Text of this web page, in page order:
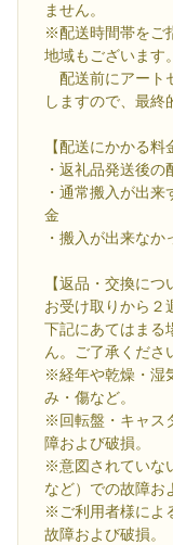
ません。
※配送時間帯をご
地域もございます。
配送前にアート
しますので、最終
【配送にかかる
・返礼品発送後
・通常搬入が出
金
・搬入が出来な
【返品・交換につ
お受け取りから２
下記にあてはまる
ん。ご了承くださ
※経年や乾燥・湿
み・傷など。
※回転盤・キャス
障および破損。
※意図されていな
など）での故障お
※ご利用者様によ
故障および破損。